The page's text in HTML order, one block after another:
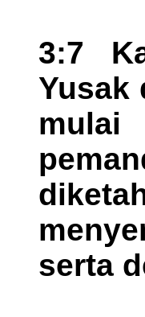
3:7
Yusak
serta